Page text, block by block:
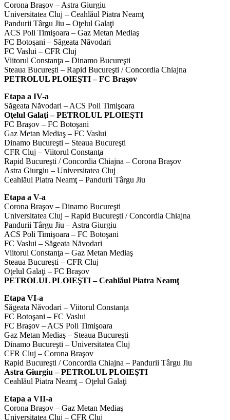
Corona Braşov – Astra Giurgiu
Universitatea Cluj – Ceahlăul Piatra Neamţ
Pandurii Târgu Jiu – Oţelul Galaţi
ACS Poli Timişoara – Gaz Metan Mediaş
FC Botoşani – Săgeata Năvodari
FC Vaslui – CFR Cluj
Viitorul Constanţa – Dinamo Bucureşti
Steaua Bucureşti – Rapid Bucureşti / Concordia Chiajna
PETROLUL PLOIEŞTI – FC Braşov
Etapa a IV-a
Săgeata Năvodari – ACS Poli Timişoara
Oţelul Galaţi – PETROLUL PLOIEŞTI
FC Braşov – FC Botoşani
Gaz Metan Mediaş – FC Vaslui
Dinamo Bucureşti – Steaua Bucureşti
CFR Cluj – Viitorul Constanţa
Rapid Bucureşti / Concordia Chiajna – Corona Braşov
Astra Giurgiu – Universitatea Cluj
Ceahlăul Piatra Neamţ – Pandurii Târgu Jiu
Etapa a V-a
Corona Braşov – Dinamo Bucureşti
Universitatea Cluj – Rapid Bucureşti / Concordia Chiajna
Pandurii Târgu Jiu – Astra Giurgiu
ACS Poli Timişoara – FC Botoşani
FC Vaslui – Săgeata Năvodari
Viitorul Constanţa – Gaz Metan Mediaş
Steaua Bucureşti – CFR Cluj
Oţelul Galaţi – FC Braşov
PETROLUL PLOIEŞTI – Ceahlăul Piatra Neamţ
Etapa VI-a
Săgeata Năvodari – Viitorul Constanţa
FC Botoşani – FC Vaslui
FC Braşov – ACS Poli Timişoara
Gaz Metan Mediaş – Steaua Bucureşti
Dinamo Bucureşti – Universitatea Cluj
CFR Cluj – Corona Braşov
Rapid Bucureşti / Concordia Chiajna – Pandurii Târgu Jiu
Astra Giurgiu – PETROLUL PLOIEŞTI
Ceahlăul Piatra Neamţ – Oţelul Galaţi
Etapa a VII-a
Corona Braşov – Gaz Metan Mediaş
Universitatea Cluj – CFR Cluj